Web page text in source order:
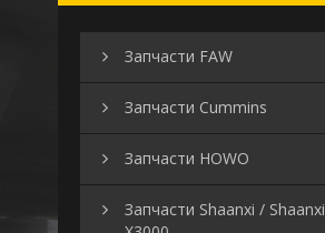
Запчасти FAW
Запчасти Cummins
Запчасти HOWO
Запчасти Shaanxi / Shaanxi